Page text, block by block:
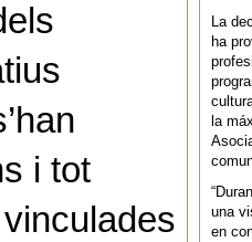
i tot
La
ha
la
una
en